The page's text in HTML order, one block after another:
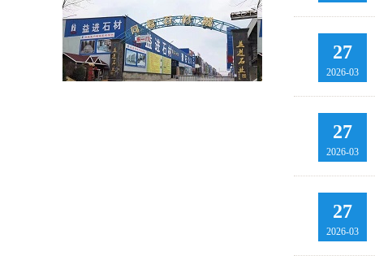
27
2026-03
27
2026-03
27
2026-03